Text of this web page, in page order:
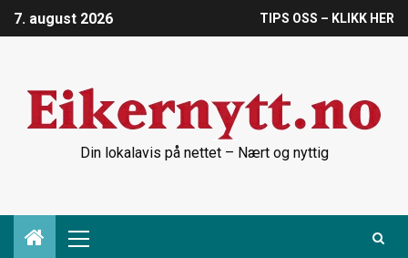
7. august 2026 TIPS OSS – KLIKK HER
Din lokalavis på nettet – Nært og nyttig